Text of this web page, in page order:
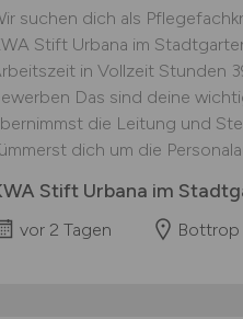
suchen dich als
Stift Urbana im
in Vollzeit Stunden
Das sind deine
die Leitung und
dich um die
Stift Urbana im
vor 2 Tagen Bottrop